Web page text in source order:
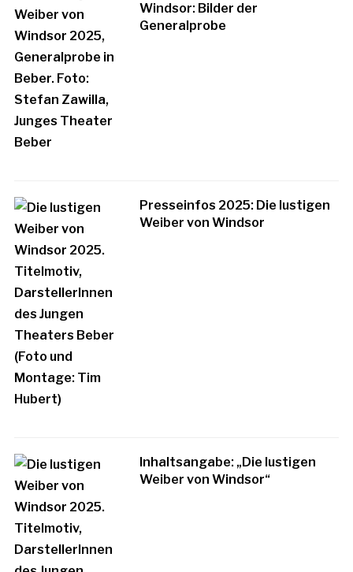
Windsor: Bilder der
Generalprobe
Presseinfos 2025: Die lustigen
Weiber von Windsor
Inhaltsangabe: „Die lustigen
Weiber von Windsor“